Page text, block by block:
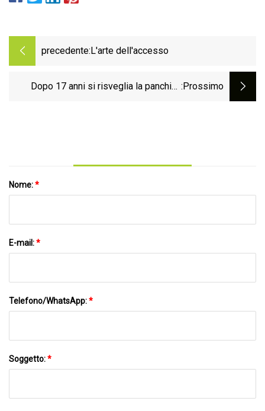
precedente: L'arte dell'accesso
Dopo 17 anni si risveglia la panchina :Prossimo
Nome:*
E-mail:*
Telefono/WhatsApp:*
Soggetto:*